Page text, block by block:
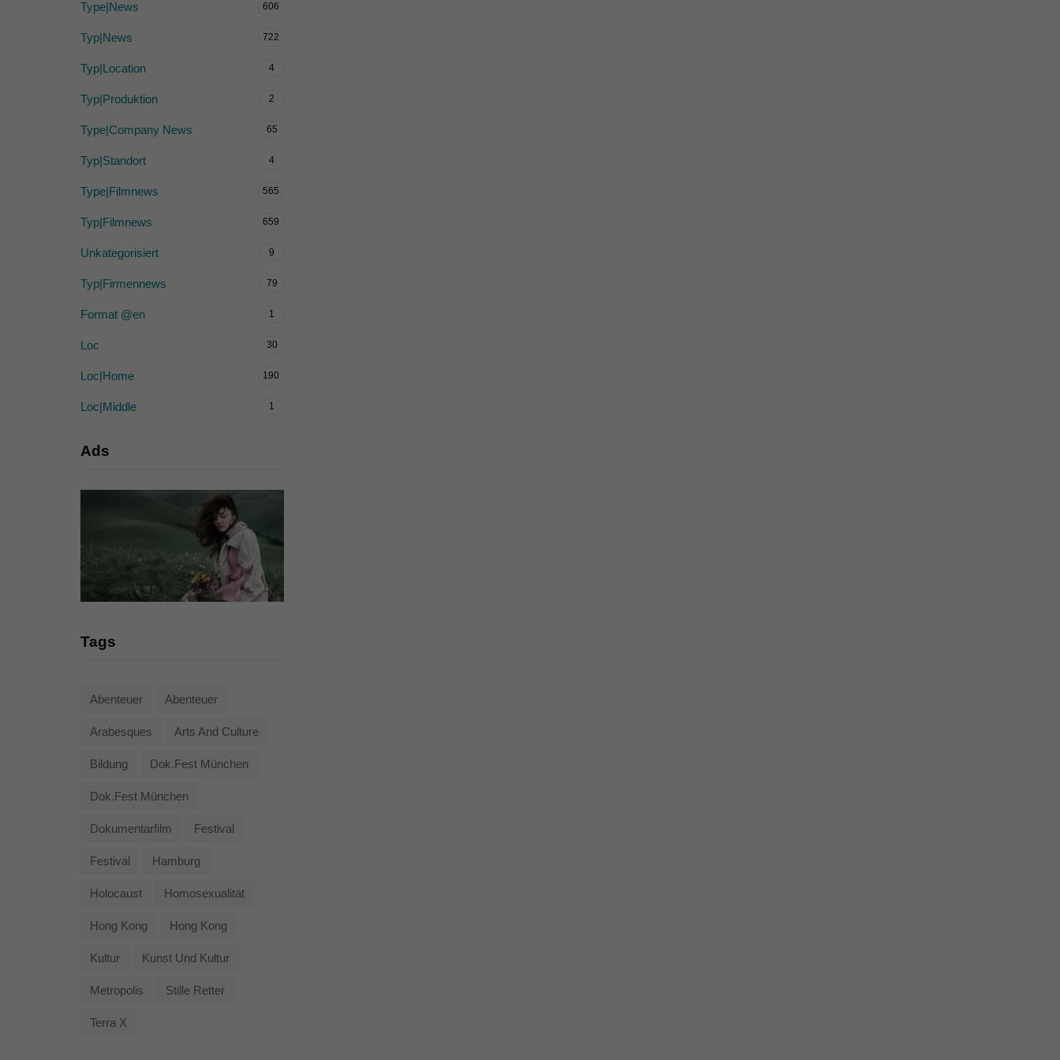
Type|News 606
Typ|News 722
Typ|Location 4
Typ|Produktion 2
Type|Company News 65
Typ|Standort 4
Type|Filmnews 565
Typ|Filmnews 659
Unkategorisiert 9
Typ|Firmennews 79
Format @en 1
Loc 30
Loc|Home 190
Loc|Middle 1
Ads
Tags
Abenteuer Abenteuer
Arabesques Arts And Culture
Bildung Dok.fest München
Dok.fest München
Dokumentarfilm Festival
Festival Hamburg
Holocaust Homosexualität
Hong Kong Hong Kong
Kultur Kunst Und Kultur
Metropolis Stille Retter
Terra X